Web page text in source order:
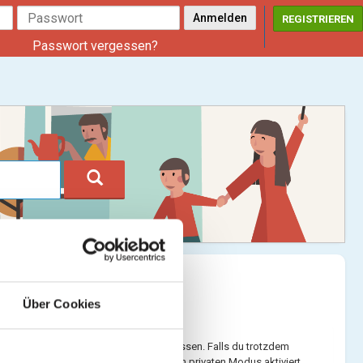
Über Cookies
Passwort vergessen?
REGISTRIEREN
und Passwort angeben zu müssen. Falls du trotzdem